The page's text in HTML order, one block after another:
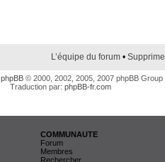
L’équipe du forum •
phpBB © 2000, 2002, 2005, 2007 phpBB Group
Traduction par: phpBB-fr.com
COMMUNAUTE
Forum
Membres
Rechercher